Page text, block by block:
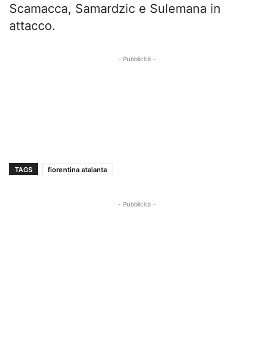
Scamacca, Samardzic e Sulemana in
attacco.
- Pubblicità -
TAGS fiorentina atalanta
- Pubblicità -